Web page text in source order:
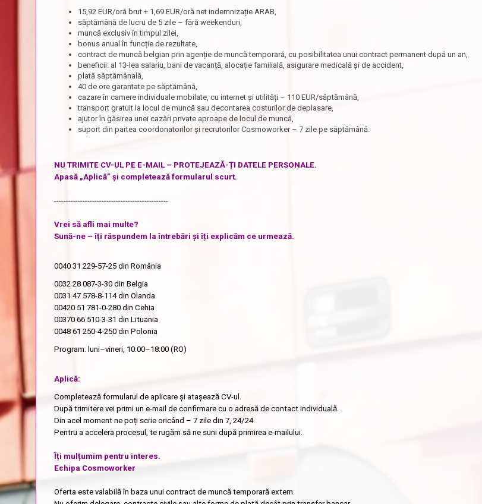
15,92 EUR/oră brut + 1,69 EUR/oră net indemnizație ARAB,
săptămână de lucru de 5 zile – fără weekenduri,
muncă exclusiv în timpul zilei,
bonus anual în funcție de rezultate,
contract de muncă belgian prin agenție de muncă temporară, cu posibilitatea unui contract permanent după un an,
beneficii: al 13-lea salariu, bani de vacanță, alocație familială, asigurare medicală și de accident,
plată săptămânală,
40 de ore garantate pe săptămână,
cazare în camere individuale mobilate, cu internet și utilități – 110 EUR/săptămână,
transport gratuit la locul de muncă sau decontarea costurilor de deplasare,
ajutor în găsirea unei cazări private aproape de locul de muncă,
suport din partea coordonatorilor și recrutorilor Cosmoworker – 7 zile pe săptămână.
NU TRIMITE CV-UL PE E-MAIL – PROTEJEAZĂ-ȚI DATELE PERSONALE.
Apasă „Aplică” și completează formularul scurt.
------------------------------------------------
Vrei să afli mai multe?
Sună-ne – îți răspundem la întrebări și îți explicăm ce urmează.
0040 31 229-57-25 din România
0032 28 087-3-30 din Belgia
0031 47 578-8-114din Olanda
00420 51 781-0-280 din Cehia
00370 66 510-3-31 din Lituania
0048 61 250-4-250 din Polonia
Program: luni–vineri, 10:00–18:00 (RO)
Aplică:
Completează formularul de aplicare și atașează CV-ul.
După trimitere vei primi un e-mail de confirmare cu o adresă de contact individuală.
Din acel moment ne poți scrie oricând – 7 zile din 7, 24/24.
Pentru a accelera procesul, te rugăm să ne suni după primirea e-mailului.
Îți mulțumim pentru interes.
Echipa Cosmoworker
Oferta este valabilă în baza unui contract de muncă temporară extern.